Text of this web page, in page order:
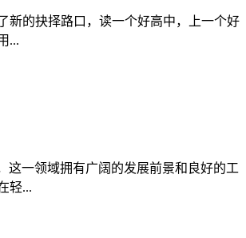
新的抉择路口，读一个好高中，上一个好
...
这一领域拥有广阔的发展前景和良好的工
轻...